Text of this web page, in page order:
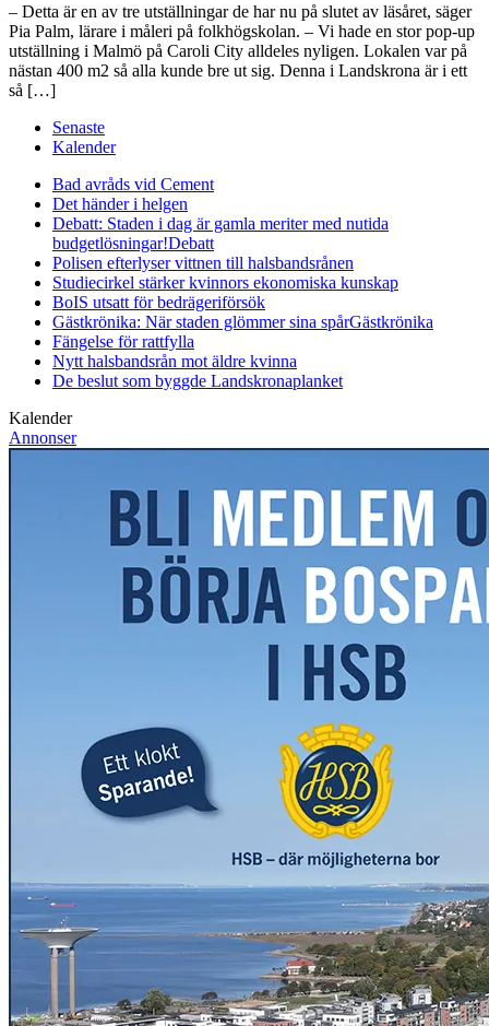
– Detta är en av tre utställningar de har nu på slutet av läsåret, säger
Pia Palm, lärare i måleri på folkhögskolan. – Vi hade en stor pop-up
utställning i Malmö på Caroli City alldeles nyligen. Lokalen var på
nästan 400 m2 så alla kunde bre ut sig. Denna i Landskrona är i ett
så […]
Senaste
Kalender
Bad avråds vid Cement
Det händer i helgen
Debatt: Staden i dag är gamla meriter med nutida
budgetlösningar!Debatt
Polisen efterlyser vittnen till halsbandsrånen
Studiecirkel stärker kvinnors ekonomiska kunskap
BoIS utsatt för bedrägeriförsök
Gästkrönika: När staden glömmer sina spårGästkrönika
Fängelse för rattfylla
Nytt halsbandsrån mot äldre kvinna
De beslut som byggde Landskronaplanket
Kalender
Annonser